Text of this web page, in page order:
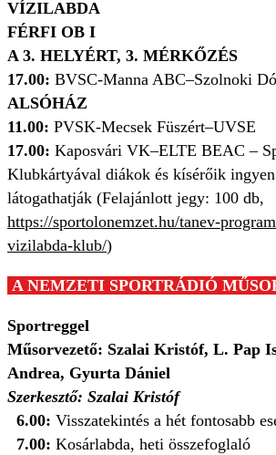
VÍZILABDA
FÉRFI OB I
A 3. HELYÉRT, 3. MÉRKŐZÉS
17.00: BVSC-Manna ABC–Szolnoki
ALSÓHÁZ
11.00: PVSK-Mecsek Füszért–UVSE
17.00: Kaposvári VK–ELTE BEAC –
Klubkártyával diákok és kísérőik ingyen
látogathatják (Felajánlott jegy: 100 db,
https://sportolonemzet.hu/tanev-
vizilabda-klub/)
A NEMZETI SPORTRÁDIÓ
Sportreggel
Műsorvezető: Szalai Kristóf, L. Pap
Andrea, Gyurta Dániel
Szerkesztő: Szalai Kristóf
6.00: Visszatekintés a hét fontosabb
7.00: Kosárlabda, heti összefoglaló